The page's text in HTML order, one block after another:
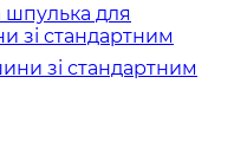
шпулька для
зі стандартним